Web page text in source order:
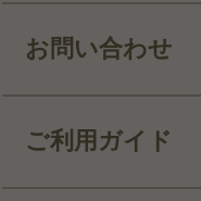
お問い合わせ
ご利用ガイド